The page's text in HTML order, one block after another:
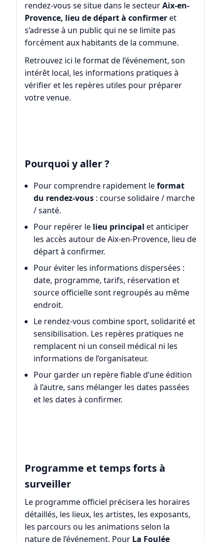
rendez-vous se situe dans le secteurAix-en-
Provence, lieu de départ à confirmeret
s’adresse à un public qui ne se limite pas
forcément aux habitants de la commune.
Retrouvez ici le format de l’événement, son
intérêt local, les informations pratiques à
vérifier et les repères utiles pour préparer
votre venue.
Pourquoi y aller ?
Pour comprendre rapidement leformat
du rendez-vous: course solidaire / marche
/ santé.
Pour repérer le lieu principal et anticiper
les accès autour de Aix-en-Provence, lieu de
départ à confirmer.
Pour éviter les informations dispersées :
date, programme, tarifs, réservation et
source officielle sont regroupés au même
endroit.
Le rendez-vous combine sport, solidarité et
sensibilisation. Les repères pratiques ne
remplacent ni un conseil médical ni les
informations de l’organisateur.
Pour garder un repère fiable d’une édition
à l’autre, sans mélanger les dates passées
et les dates à confirmer.
Programme et temps forts à
surveiller
Le programme officiel précisera les horaires
détaillés, les lieux, les artistes, les exposants,
les parcours ou les animations selon la
nature de l’événement. Pour La Foulée